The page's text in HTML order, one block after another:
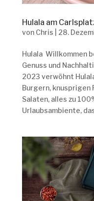
Hulala am
von Chris 28.
Hulala Willkommen
Genuss und
2023 verwöhnt
Burgern, knusprigen
Salaten, alles zu
Urlaubsambiente,